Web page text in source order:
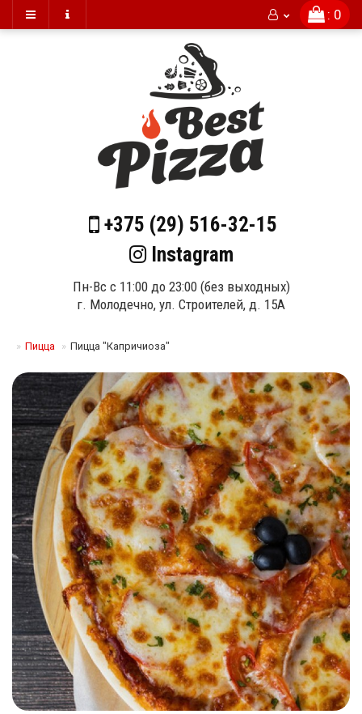
: 0
+375 (29) 516-32-15
Instagram
Пн-Вс с 11:00 до 23:00 (без выходных)
г. Молодечно, ул. Строителей, д. 15А
Пицца Пицца "Капричиоза"